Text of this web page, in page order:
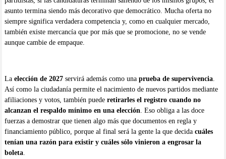
asunto termina siendo más decorativo que democrático. Mucha oferta no
siempre significa verdadera competencia y, como en cualquier mercado,
también existe mercancía que por más que se promocione, no se vende
aunque cambie de empaque.
La elección de 2027servirá además como una prueba de supervivencia.
Así como la ciudadanía permite el nacimiento de nuevos partidos mediante
afiliaciones y votos, también puede retirarles el registro cuando no
alcanzan el respaldo mínimo en una elección . Eso obliga a las doce
fuerzas a demostrar que tienen algo más que documentos en regla y
financiamiento público, porque al final será la gente la que decida cuáles
tenían una razón para existir y cuáles sólo vinieron a engrosar la
boleta.